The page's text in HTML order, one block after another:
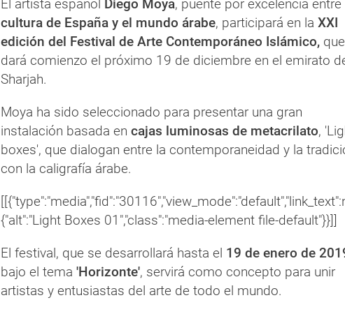
El artista español Diego Moya, puente por excelencia entre
cultura de España y el mundo árabe, participará en la XXI
edición del Festival de Arte Contemporáneo Islámico, que
dará comienzo el próximo 19 de diciembre en el emirato
Sharjah.
Moya ha sido seleccionado para presentar una gran
instalación basada en cajas luminosas de metacrilato,
boxes', que dialogan entre la contemporaneidad y la
con la caligrafía árabe.
{"alt":"Light Boxes 01","class":"media-element file-default"}}]]
El festival, que se desarrollará hasta el 19 de enero de
bajo el tema 'Horizonte', servirá como concepto para unir
artistas y entusiastas del arte de todo el mundo.